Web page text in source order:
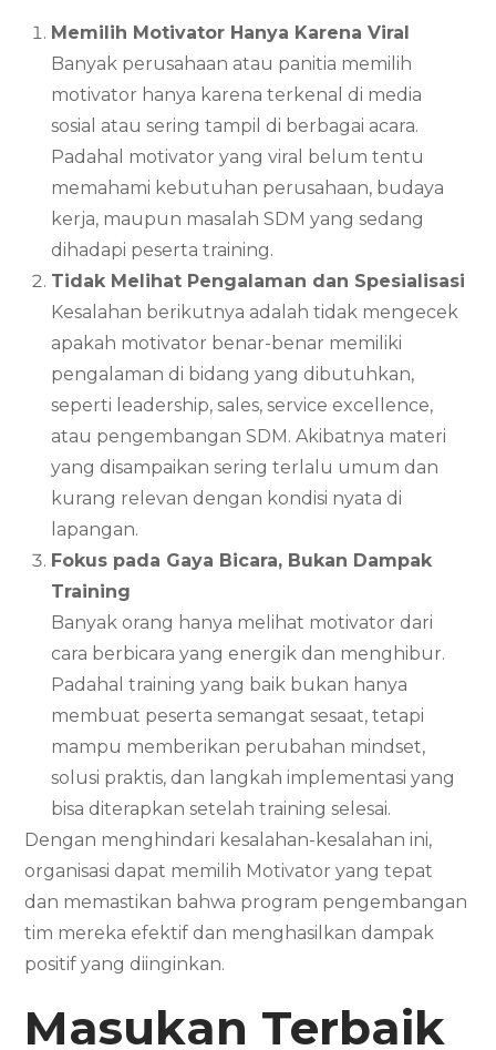
Memilih Motivator Hanya Karena Viral
Banyak perusahaan atau panitia memilih
motivator hanya karena terkenal di media
sosial atau sering tampil di berbagai acara.
Padahal motivator yang viral belum tentu
memahami kebutuhan perusahaan, budaya
kerja, maupun masalah SDM yang sedang
dihadapi peserta training.
Tidak Melihat Pengalaman dan Spesialisasi
Kesalahan berikutnya adalah tidak mengecek
apakah motivator benar-benar memiliki
pengalaman di bidang yang dibutuhkan,
seperti leadership, sales, service excellence,
atau pengembangan SDM. Akibatnya materi
yang disampaikan sering terlalu umum dan
kurang relevan dengan kondisi nyata di
lapangan.
Fokus pada Gaya Bicara, Bukan Dampak
Training
Banyak orang hanya melihat motivator dari
cara berbicara yang energik dan menghibur.
Padahal training yang baik bukan hanya
membuat peserta semangat sesaat, tetapi
mampu memberikan perubahan mindset,
solusi praktis, dan langkah implementasi yang
bisa diterapkan setelah training selesai.
Dengan menghindari kesalahan-kesalahan ini,
organisasi dapat memilih Motivator yang tepat
dan memastikan bahwa program pengembangan
tim mereka efektif dan menghasilkan dampak
positif yang diinginkan.
Masukan Terbaik